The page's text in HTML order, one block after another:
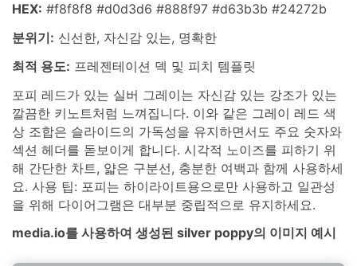
HEX: #f8f8f8 #d0d3d6 #888f97 #d63b3b #24272b
분위기: 신선한, 자신감 있는, 명확한
최적 용도: 프레젠테이션 덱 및 피치 템플릿
포피 레드가 있는 실버 그레이는 자신감 있는 강조가 있는
깔끔한 키노트처럼 느껴집니다. 이와 같은 그레이 레드 색
상 조합은 슬라이드의 가독성을 유지하면서도 주요 숫자와
섹션 헤더를 돋보이게 합니다. 시각적 노이즈를 피하기 위
해 간단한 차트, 얇은 구분선, 충분한 여백과 함께 사용하세
요. 사용 팁: 포피는 하이라이트용으로만 사용하고 일관성
을 위해 다이어그램은 대부분 중립적으로 유지하세요.
media.io를 사용하여 생성된 silver poppy의 이미지 예시